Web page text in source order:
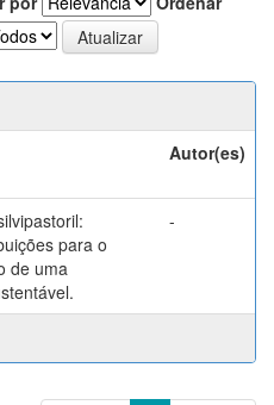
Autor(es)
para o
de uma
-